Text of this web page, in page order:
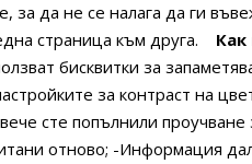
за да не се налага да ги
страница към друга.
Как
бисквитки за
за контраст на
сте попълнили
отново; -Информация